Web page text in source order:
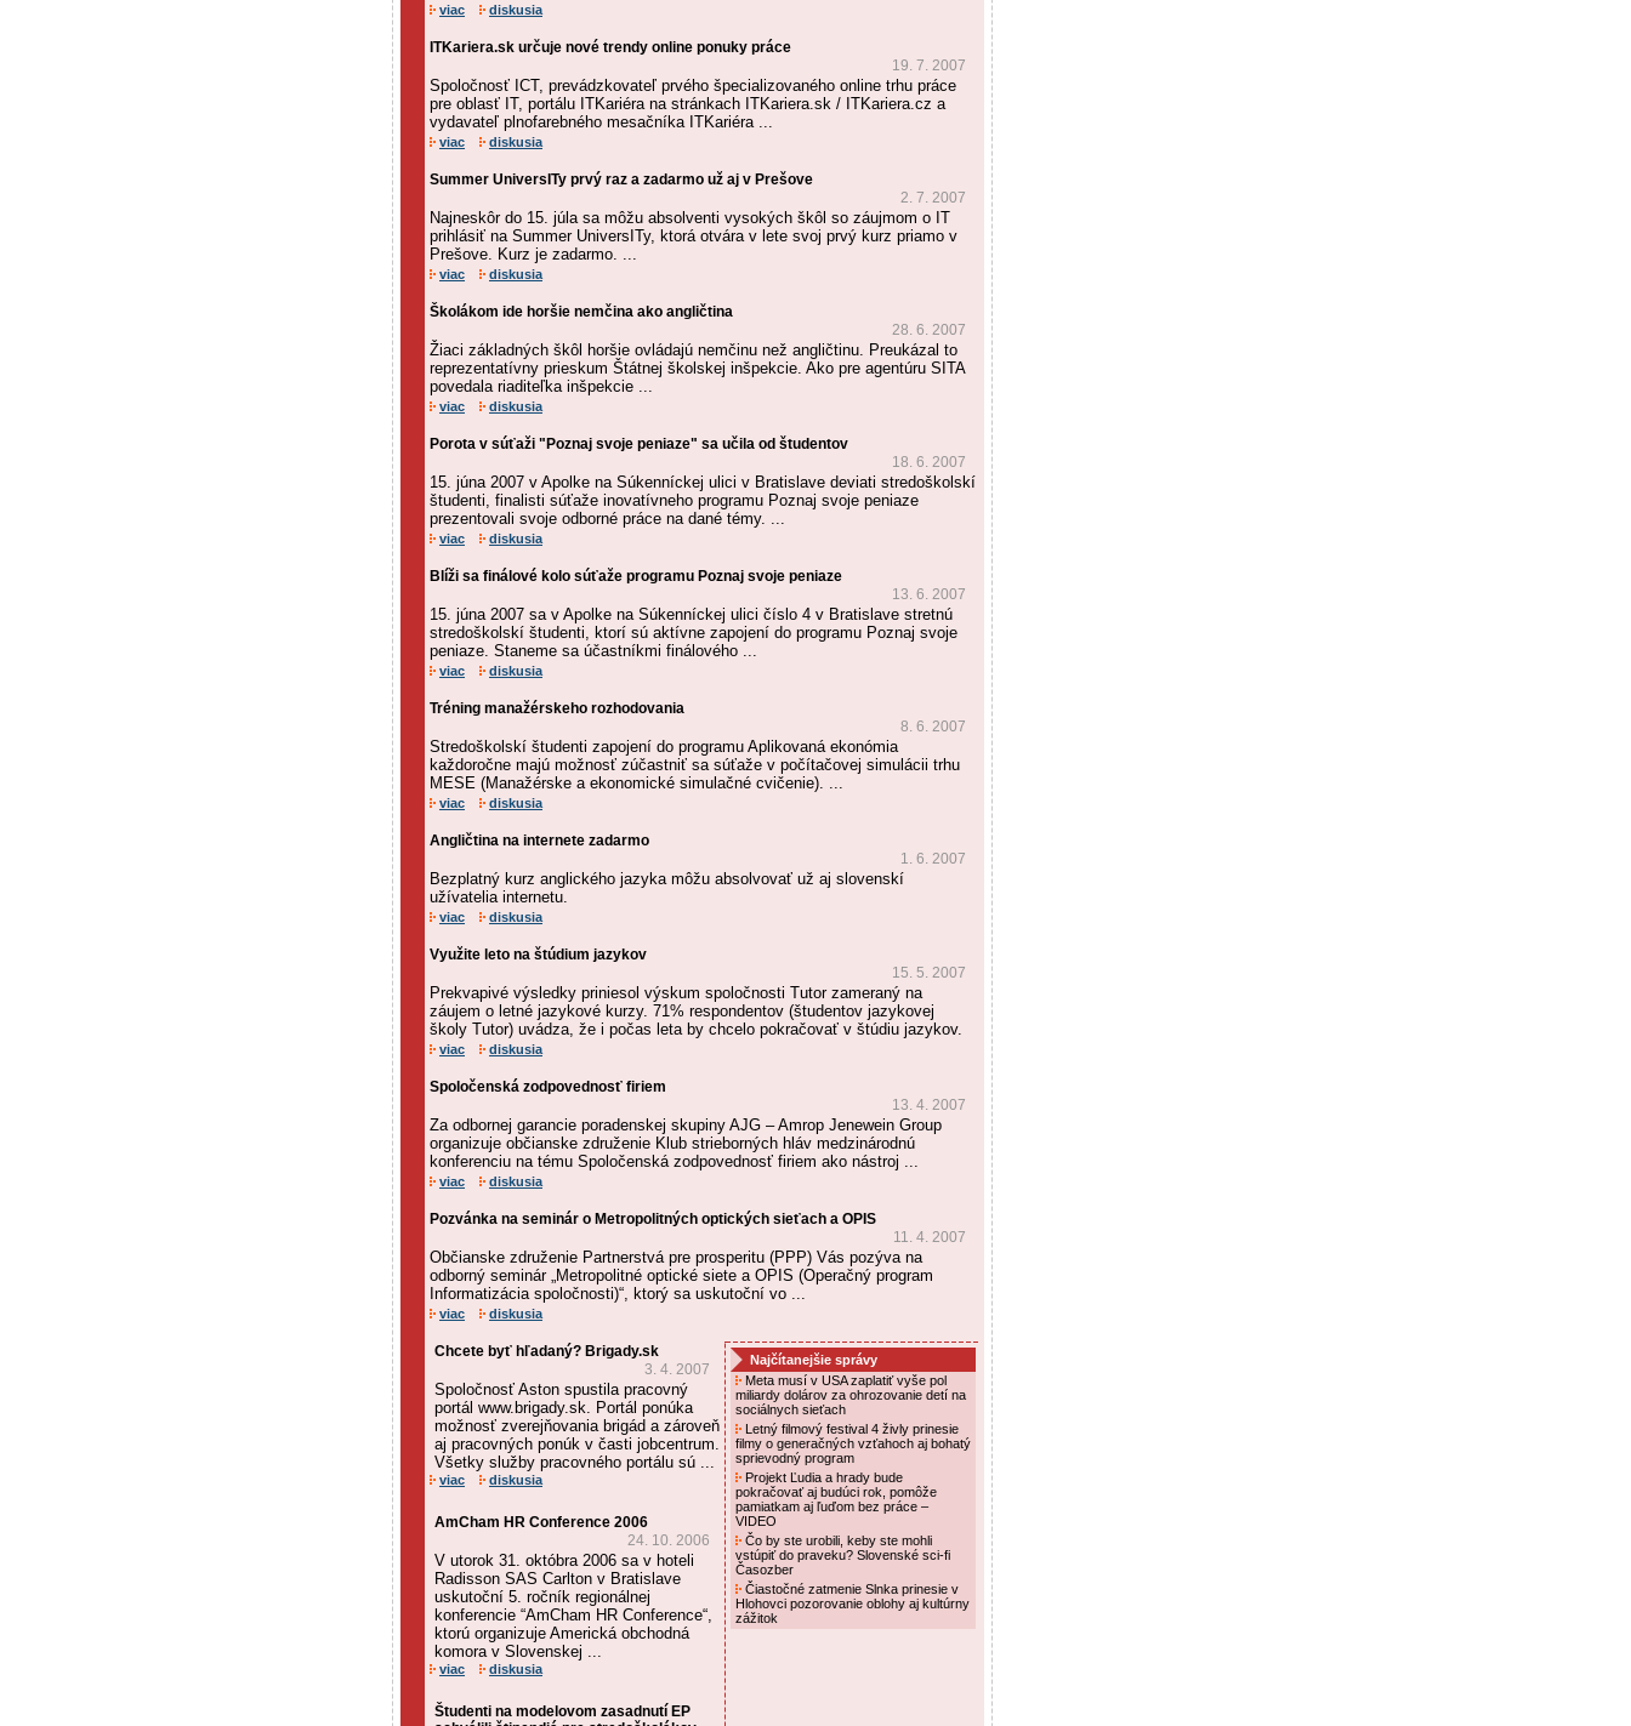
viac diskusia
ITKariera.sk určuje nové trendy online ponuky práce
19. 7. 2007
Spoločnosť ICT, prevádzkovateľ prvého špecializovaného online trhu práce
pre oblasť IT, portálu ITKariéra na stránkach ITKariera.sk / ITKariera.cz a
vydavateľ plnofarebného mesačníka ITKariéra ...
viac diskusia
Summer UniversITy prvý raz a zadarmo už aj v Prešove
2. 7. 2007
Najneskôr do 15. júla sa môžu absolventi vysokých škôl so záujmom o IT
prihlásiť na Summer UniversITy, ktorá otvára v lete svoj prvý kurz priamo v
Prešove. Kurz je zadarmo. ...
viac diskusia
Školákom ide horšie nemčina ako angličtina
28. 6. 2007
Žiaci základných škôl horšie ovládajú nemčinu než angličtinu. Preukázal to
reprezentatívny prieskum Štátnej školskej inšpekcie. Ako pre agentúru SITA
povedala riaditeľka inšpekcie ...
viac diskusia
Porota v súťaži "Poznaj svoje peniaze" sa učila od študentov
18. 6. 2007
15. júna 2007 v Apolke na Súkenníckej ulici v Bratislave deviati stredoškolskí
študenti, finalisti súťaže inovatívneho programu Poznaj svoje peniaze
prezentovali svoje odborné práce na dané témy. ...
viac diskusia
Blíži sa finálové kolo súťaže programu Poznaj svoje peniaze
13. 6. 2007
15. júna 2007 sa v Apolke na Súkenníckej ulici číslo 4 v Bratislave stretnú
stredoškolskí študenti, ktorí sú aktívne zapojení do programu Poznaj svoje
peniaze. Staneme sa účastníkmi finálového ...
viac diskusia
Tréning manažérskeho rozhodovania
8. 6. 2007
Stredoškolskí študenti zapojení do programu Aplikovaná ekonómia
každoročne majú možnosť zúčastniť sa súťaže v počítačovej simulácii trhu
MESE (Manažérske a ekonomické simulačné cvičenie). ...
viac diskusia
Angličtina na internete zadarmo
1. 6. 2007
Bezplatný kurz anglického jazyka môžu absolvovať už aj slovenskí
užívatelia internetu.
viac diskusia
Využite leto na štúdium jazykov
15. 5. 2007
Prekvapivé výsledky priniesol výskum spoločnosti Tutor zameraný na
záujem o letné jazykové kurzy. 71% respondentov (študentov jazykovej
školy Tutor) uvádza, že i počas leta by chcelo pokračovať v štúdiu jazykov.
viac diskusia
Spoločenská zodpovednosť firiem
13. 4. 2007
Za odbornej garancie poradenskej skupiny AJG – Amrop Jenewein Group
organizuje občianske združenie Klub strieborných hláv medzinárodnú
konferenciu na tému Spoločenská zodpovednosť firiem ako nástroj ...
viac diskusia
Pozvánka na seminár o Metropolitných optických sieťach a OPIS
11. 4. 2007
Občianske združenie Partnerstvá pre prosperitu (PPP) Vás pozýva na
odborný seminár „Metropolitné optické siete a OPIS (Operačný program
Informatizácia spoločnosti)“, ktorý sa uskutoční vo ...
viac diskusia
Chcete byť hľadaný? Brigady.sk
3. 4. 2007
Spoločnosť Aston spustila pracovný
portál www.brigady.sk. Portál ponúka
možnosť zverejňovania brigád a zároveň
aj pracovných ponúk v časti jobcentrum.
Všetky služby pracovného portálu sú ...
viac diskusia
AmCham HR Conference 2006
24. 10. 2006
V utorok 31. októbra 2006 sa v hoteli
Radisson SAS Carlton v Bratislave
uskutoční 5. ročník regionálnej
konferencie “AmCham HR Conference“,
ktorú organizuje Americká obchodná
komora v Slovenskej ...
viac diskusia
Študenti na modelovom zasadnutí EP
Najčítanejšie správy
Meta musí v USA zaplatiť vyše pol
miliardy dolárov za ohrozovanie detí na
sociálnych sieťach
Letný filmový festival 4 živly prinesie
filmy o generačných vzťahoch aj bohatý
sprievodný program
Projekt Ľudia a hrady bude
pokračovať aj budúci rok, pomôže
pamiatkam aj ľuďom bez práce –
VIDEO
Čo by ste urobili, keby ste mohli
vstúpiť do praveku? Slovenské sci-fi
Časozber
Čiastočné zatmenie Slnka prinesie v
Hlohovci pozorovanie oblohy aj kultúrny
zážitok